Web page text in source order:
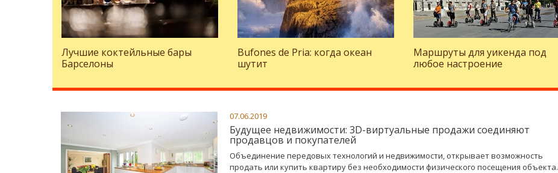
Лучшие коктейльные бары
Барселоны
Bufones de Pria: когда океан
шутит
Маршруты для уикенда под
любое настроение
07.06.2019
Будущее недвижимости: 3D-виртуальные продажи соединяют
продавцов и покупателей
Объединение передовых технологий и недвижимости, открывает возможность
продать или купить квартиру без необходимости физического посещения объекта.